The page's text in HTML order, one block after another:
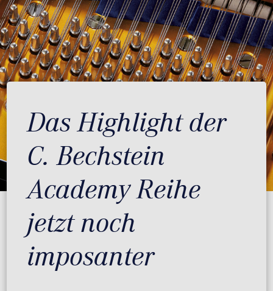
Das Highlight der
C. Bechstein
Academy Reihe
jetzt noch
imposanter